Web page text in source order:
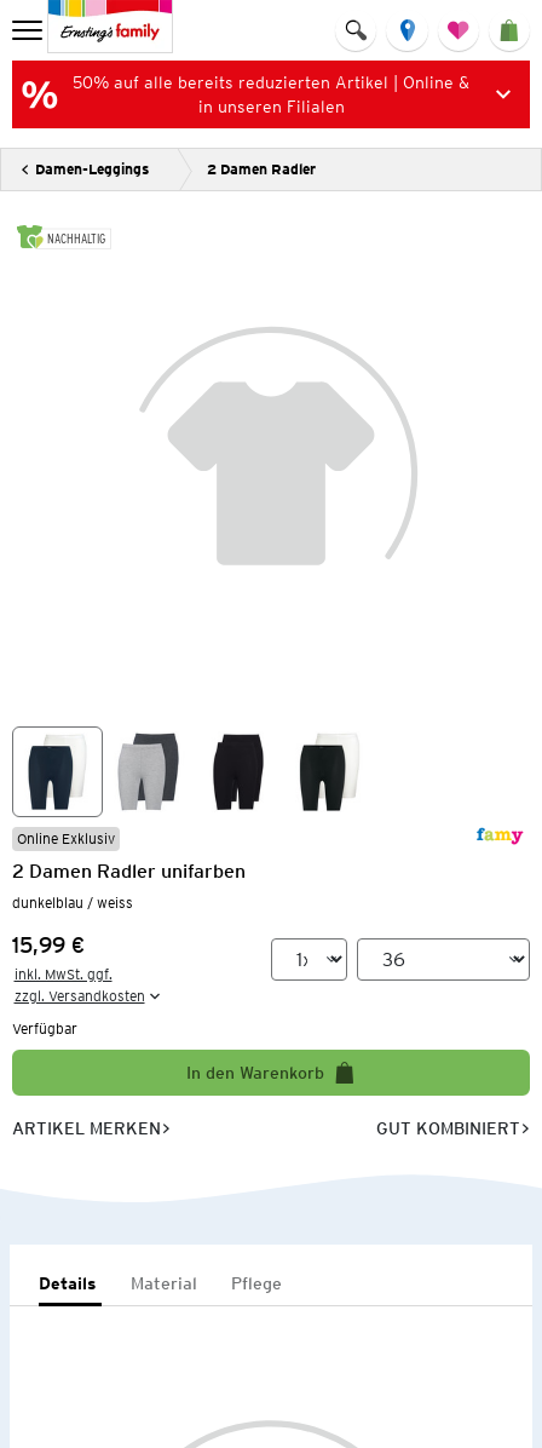
50% auf alle bereits reduzierten Artikel | Online &
in unseren Filialen
Damen-Leggings 2 Damen Radler
NACHHALTIG
Online Exklusiv
2 Damen Radler unifarben
dunkelblau / weiss
Preis:
15,99 €
inkl. MwSt. ggf.
zzgl. Versandkosten
Verfügbar
In den Warenkorb
ARTIKEL MERKEN GUT KOMBINIERT
Details Material Pflege